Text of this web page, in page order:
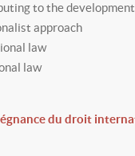
to the
approach
law
law
du droit